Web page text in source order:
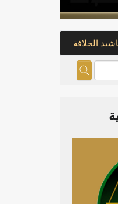
الخلافة